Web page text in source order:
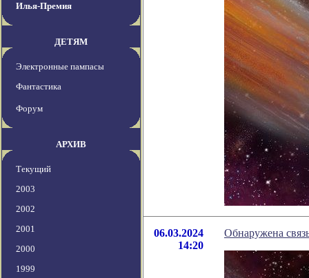
Илья-Премия
ДЕТЯМ
Электронные пампасы
Фантастика
Форум
АРХИВ
Текущий
2003
2002
2001
2000
1999
06.03.2024
14:20
Обнаружена